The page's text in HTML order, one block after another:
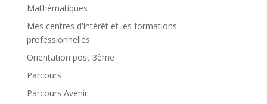
Mathématiques
Mes centres d'intérêt et les formations
professionnelles
Orientation post 3ème
Parcours
Parcours Avenir